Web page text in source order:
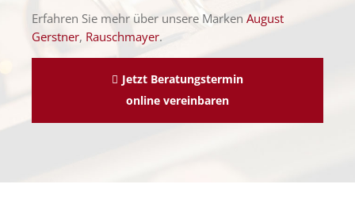
Erfahren Sie mehr über unsere Marken August
Gerstner, Rauschmayer.
Jetzt Beratungstermin
online vereinbaren